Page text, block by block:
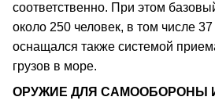
соответственно. При этом
около 250 человек, в том числе
оснащался также системой
грузов в море.
ОРУЖИЕ ДЛЯ САМООБОРОНЫ